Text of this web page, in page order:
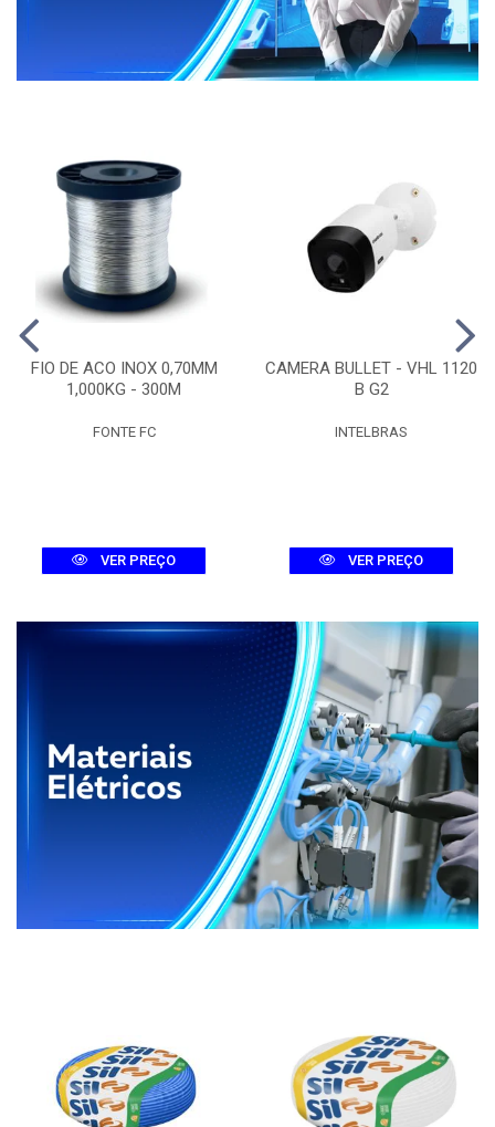
FIO DE ACO INOX 0,70MM
1,000KG - 300M
FONTE FC
VER PREÇO
CAMERA BULLET - VHL 1120
B G2
INTELBRAS
VER PREÇO